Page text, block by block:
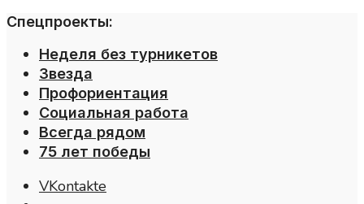
Спецпроекты:
Неделя без турникетов
Звезда
Профориентация
Социальная работа
Всегда рядом
75 лет победы
VKontakte